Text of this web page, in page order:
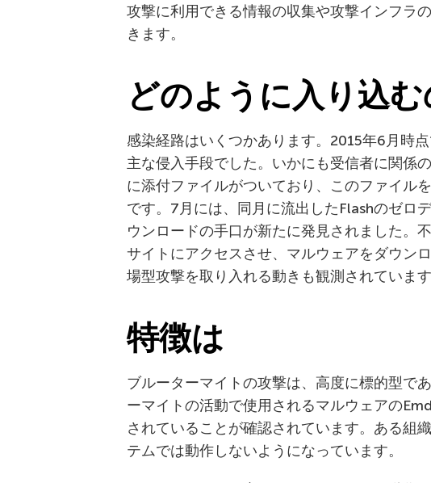
攻撃に利用できる情報の収集や攻撃インフラ
きます。
どのように入り込
感染経路はいくつかあります。2015年6月時
主な侵入手段でした。いかにも受信者に関係
に添付ファイルがついており、このファイル
です。7月には、同月に流出したFlashのゼロ
ウンロードの手口が新たに発見されました。
サイトにアクセスさせ、マルウェアをダウン
場型攻撃を取り入れる動きも観測されています
特徴は
ブルーターマイトの攻撃は、高度に標的型で
ーマイトの活動で使用されるマルウェアの
されていることが確認されています。ある組
テムでは動作しないようになっています。